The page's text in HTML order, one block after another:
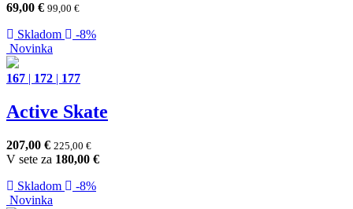
69,00 € 99,00 €
Skladom
-8%
Novinka
167 | 172 | 177
Active Skate
207,00 € 225,00 €
V sete za 180,00 €
Skladom
-8%
Novinka